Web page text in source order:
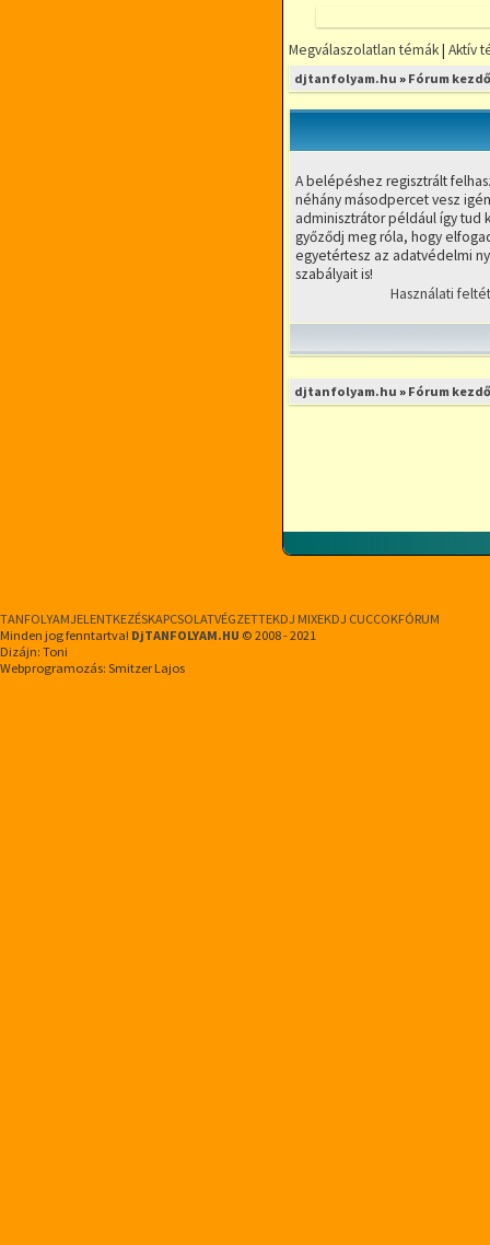
FÓRUMOZZ
MINDENFÉLE
RUGALMAS
KIS LÉTSZÁMÚ
Megválaszolatlan témák| Aktív
djtanfolyam.hu » Fórum
A belépéshez regisztrált
néhány másodpercet vesz
adminisztrátor például így tud
győződj meg róla, hogy
egyetértesz az adatvédelmi
szabályait is!
Használati
djtanfolyam.hu » Fórum
TANFOLYAMJELENTKEZÉSKAPCSOLATVÉGZETTEKDJ MIXEKDJ CUCCOKFÓRUM
Minden jog fenntartva! DjTANFOLYAM.HU © 2008 - 2021
Dizájn: Toni
Webprogramozás: Smitzer Lajos